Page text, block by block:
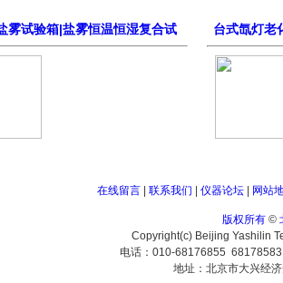
雾试验箱|盐雾恒温恒湿复合试 台式氙灯老
在线留言| 联系我们 仪器论坛| 网站
版权所有©
Copyright(c) Beijing Yashilin
电话：010-68176855
地址：北京市大兴经